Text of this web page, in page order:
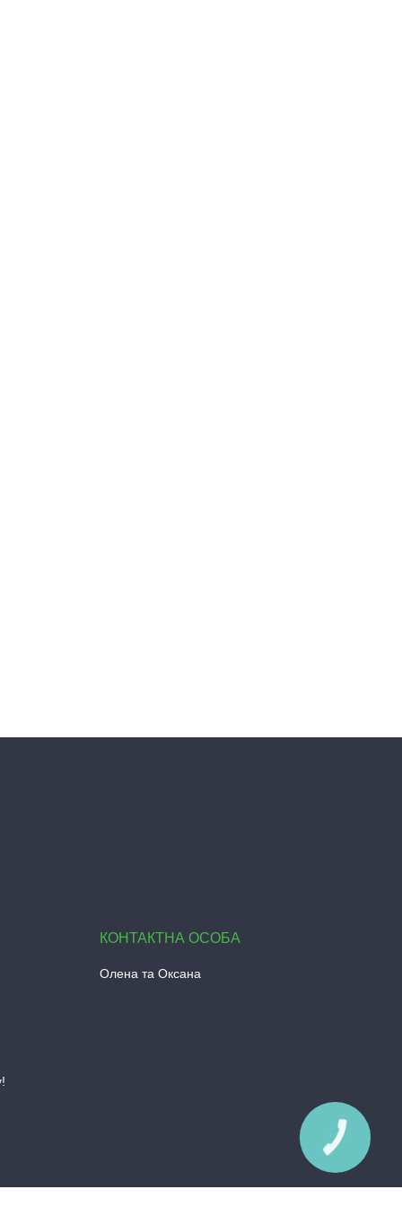
Олена та Оксана
КНОПКА
ЗВ'ЯЗКУ